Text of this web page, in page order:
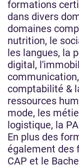
formations
dans divers
domaines
nutrition, le
les langues, la
digital,
comptabilité &
ressources
mode, les
logistique, la
En plus des
également des
CAP et le